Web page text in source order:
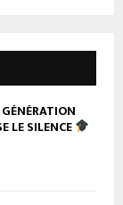
LE SILENCE